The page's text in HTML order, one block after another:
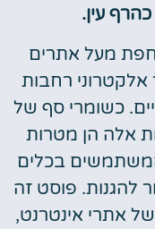
עין.
מעל אתרים
רחבות
כשומרי סף של
אלה הן מטרות
המשתמשים בכלים
להגנות. פוסט זה
אתרי אינטרנט,